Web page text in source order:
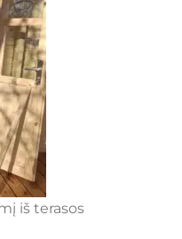
iš terasos